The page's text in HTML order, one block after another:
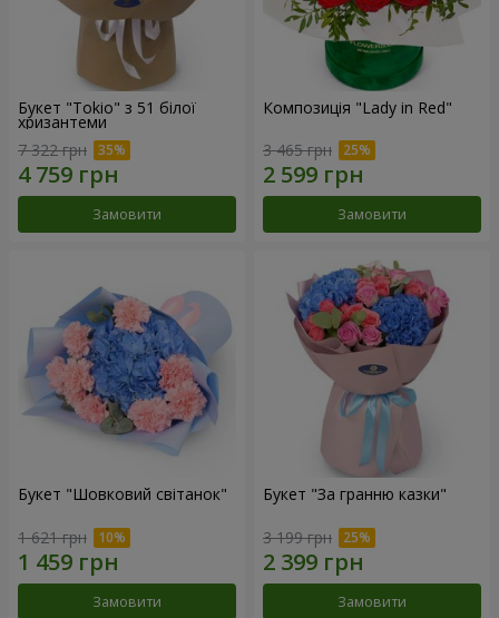
Букет "Tokio" з 51 білої
хризантеми
7 322 грн
Замовити
Композиція "Lady in Red"
3 465 грн
Замовити
Букет "Шовковий світанок"
1 621 грн
Замовити
Букет "За гранню казки"
3 199 грн
Замовити